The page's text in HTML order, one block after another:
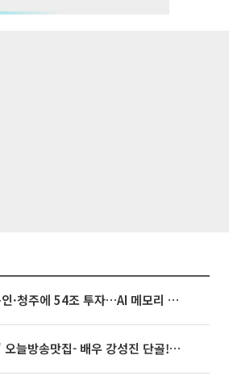
SK하이닉스, 용인·청주에 54조 투자…AI 메모리 생산기지 키운다
'2TV 생생정보' 오늘방송맛집- 배우 강성진 단골! 쌀국수ㆍ푸팟퐁 커리 맛집 '블○○○'